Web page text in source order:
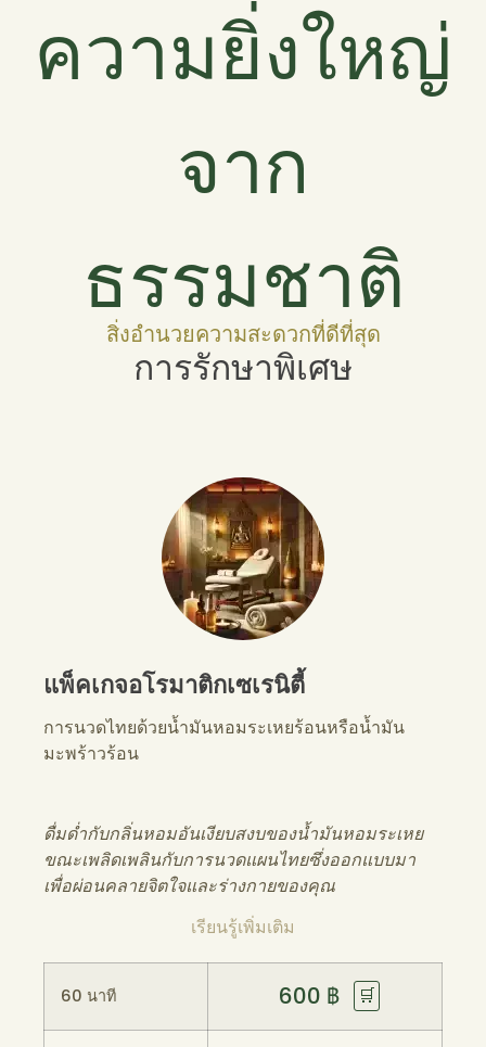
ความยิ่งใหญ่
จาก
ธรรมชาติ
สิ่งอำนวยความสะดวกที่ดีที่สุด
การรักษาพิเศษ
แพ็คเกจอโรมาติกเซเรนิตี้
การนวดไทยด้วยน้ำมันหอมระเหยร้อนหรือน้ำมัน
มะพร้าวร้อน
ดื่มด่ำกับกลิ่นหอมอันเงียบสงบของน้ำมันหอมระเหย
ขณะเพลิดเพลินกับการนวดแผนไทยซึ่งออกแบบมา
เพื่อผ่อนคลายจิตใจและร่างกายของคุณ
เรียนรู้เพิ่มเติม
60 นาที 600 ฿ 🛒